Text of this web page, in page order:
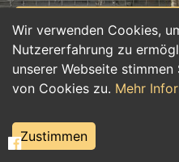
Wir verwenden Cookies,
Nutzererfahrung zu
unserer Webseite
von Cookies zu. Mehr
Zustimmen
Hilfskräfte, Aushilfs- und
Einkauf, Logistik,
Weiterbildung, Studium,
Tourismus